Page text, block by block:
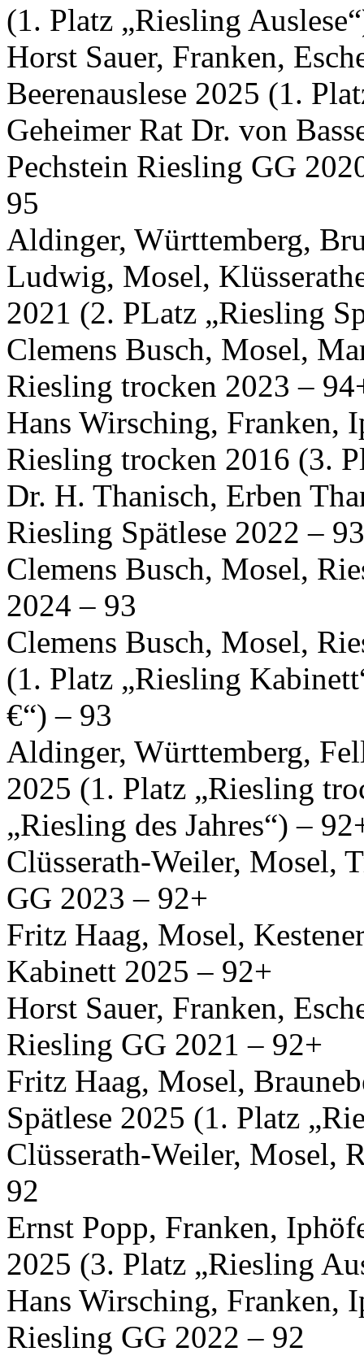
(1. Platz „Riesling
Horst Sauer, Franken,
Beerenauslese 2025 (1.
Geheimer Rat Dr. von
Pechstein Riesling GG
95
Aldinger, Württemberg,
Ludwig, Mosel,
2021 (2. PLatz „Riesling
Clemens Busch, Mosel,
Riesling trocken 2023 –
Hans Wirsching, Franken,
Riesling trocken 2016 (3.
Dr. H. Thanisch, Erben
Riesling Spätlese 2022 –
Clemens Busch, Mosel,
2024 – 93
Clemens Busch, Mosel,
(1. Platz „Riesling
€“) – 93
Aldinger, Württemberg,
2025 (1. Platz „Riesling
„Riesling des Jahres“) –
Clüsserath-Weiler, Mosel,
GG 2023 – 92+
Fritz Haag, Mosel,
Kabinett 2025 – 92+
Horst Sauer, Franken,
Riesling GG 2021 – 92+
Fritz Haag, Mosel,
Spätlese 2025 (1. Platz
Clüsserath-Weiler, Mosel,
92
Ernst Popp, Franken,
2025 (3. Platz „Riesling
Hans Wirsching, Franken,
Riesling GG 2022 – 92